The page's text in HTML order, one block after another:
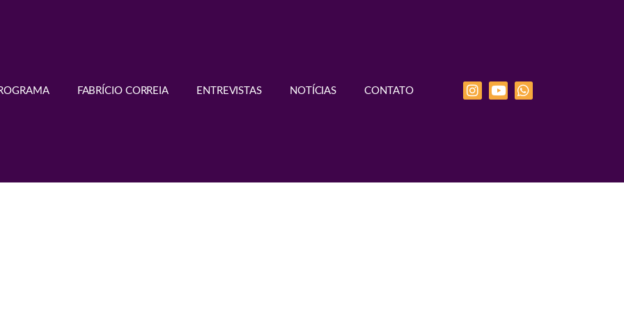
FABRÍCIO CORREIA ENTREVISTAS NOTÍCIAS CONTATO